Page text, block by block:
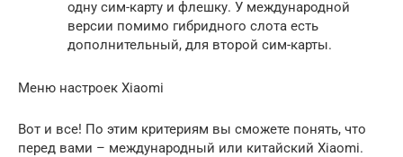
одну сим-карту и флешку. У международной
версии помимо гибридного слота есть
дополнительный, для второй сим-карты.
Меню настроек Xiaomi
Вот и все! По этим критериям вы сможете понять, что
перед вами – международный или китайский Xiaomi.